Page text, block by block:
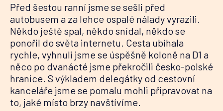
Před šestou ranní jsme se sešli před
autobusem a za lehce ospalé nálady vyrazili.
Někdo ještě spal, někdo snídal, někdo se
ponořil do světa internetu. Cesta ubíhala
rychle, vyhnuli jsme se úspěšně koloně na D1 a
něco po dvanácté jsme překročili česko-polské
hranice. S výkladem delegátky od cestovní
kanceláře jsme se pomalu mohli připravovat na
to, jaké místo brzy navštívíme.